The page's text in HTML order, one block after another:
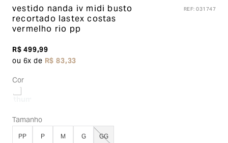
vestido nanda iv midi busto
recortado lastex costas
vermelho rio pp
REF:031747
R$499,99
ou 6x de R$83,33
Cor
Tamanho
PP P M G GG